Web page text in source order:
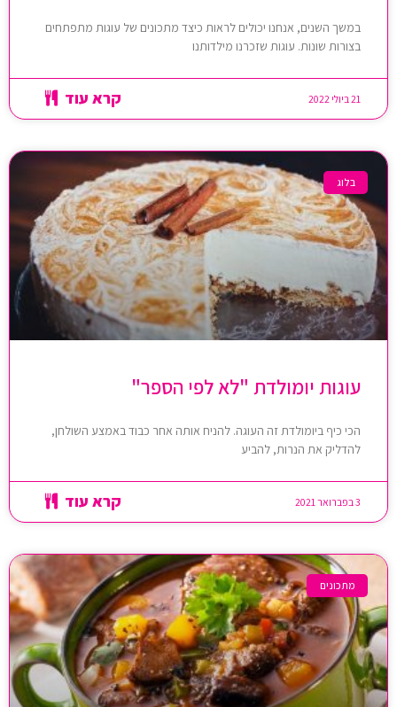
במשך השנים, אנחנו יכולים לראות כיצד מתכונים של עוגות מתפתחים
בצורות שונות. עוגות שזכרנו מילדותנו
קרא עוד 21 ביולי 2022
בלוג
עוגות יומולדת "לא לפי הספר"
הכי כיף ביומולדת זה העוגה. להניח אותה אחר כבוד באמצע השולחן,
להדליק את הנרות, להביע
קרא עוד 3 בפברואר 2021
מתכונים